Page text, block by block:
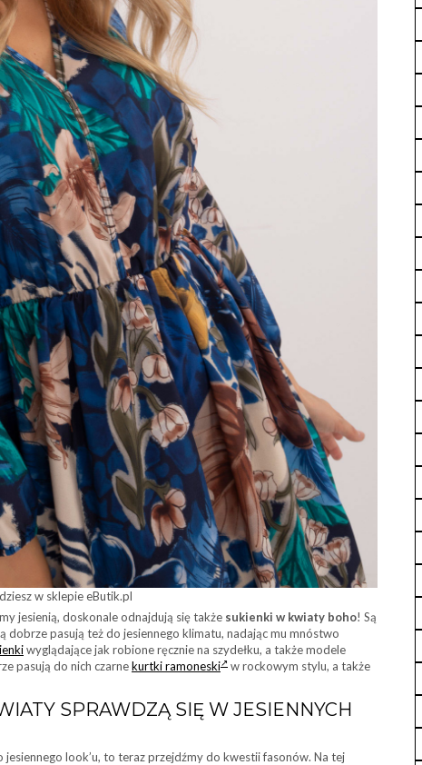
w sklepie eButik.pl
jesienią, doskonale odnajdują się także sukienki w kwiaty boho! Są
pasują też do jesiennego klimatu, nadając mu mnóstwo
wyglądające jak robione ręcznie na szydełku, a także modele
pasują do nich czarnekurtki ramoneski
w rockowym stylu, a także
SPRAWDZĄ SIĘ W JESIENNYCH
look’u, to teraz przejdźmy do kwestii fasonów. Na tej